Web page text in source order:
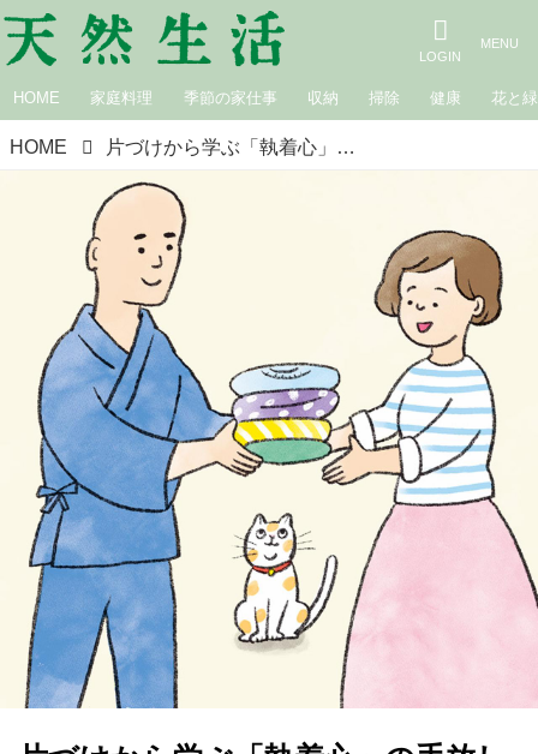
HOME 家庭料理 季節の家仕事 収納 掃除 健康 花と緑
HOME 片づけから学ぶ「執着心」の手放し方。ものを手放すのは“好循環の始まり”感謝の気持ちで次の人へ／僧侶・松本紹圭さん